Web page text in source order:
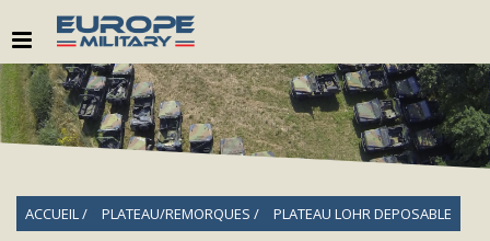
ACCUEIL PLATEAU/REMORQUES PLATEAU LOHR DEPOSABLE